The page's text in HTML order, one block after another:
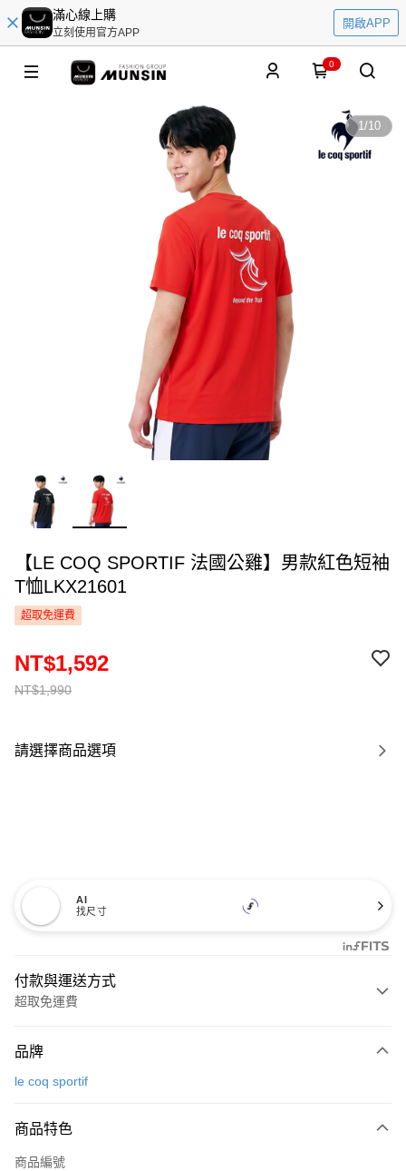
滿心線上購
立刻使用官方APP
開啟APP
0
1/10
【LE COQ SPORTIF 法國公雞】男款紅色短袖
T恤LKX21601
超取免運費
NT$1,990
NT$1,592
請選擇商品選項
AI
找尺寸
付款與運送方式
超取免運費
信用卡一次付款
LINE Pay
Apple Pay
品牌
le coq sportif
商品特色
商品編號